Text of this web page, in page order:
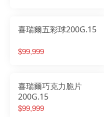
喜瑞爾五彩球200G.15
$99,999
喜瑞爾巧克力脆片
200G.15
$99,999